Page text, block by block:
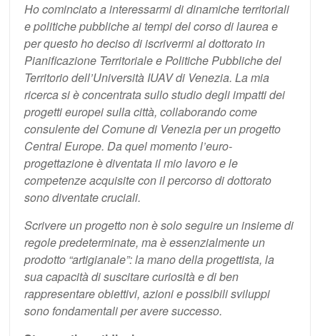
Ho cominciato a interessarmi di dinamiche territoriali
e politiche pubbliche ai tempi del corso di laurea e
per questo ho deciso di iscrivermi al dottorato in
Pianificazione Territoriale e Politiche Pubbliche del
Territorio dell’Università IUAV di Venezia. La mia
ricerca si è concentrata sullo studio degli impatti dei
progetti europei sulla città, collaborando come
consulente del Comune di Venezia per un progetto
Central Europe. Da quel momento l’euro-
progettazione è diventata il mio lavoro e le
competenze acquisite con il percorso di dottorato
sono diventate cruciali.
Scrivere un progetto non è solo seguire un insieme di
regole predeterminate, ma è essenzialmente un
prodotto “artigianale”: la mano della progettista, la
sua capacità di suscitare curiosità e di ben
rappresentare obiettivi, azioni e possibili sviluppi
sono fondamentali per avere successo.